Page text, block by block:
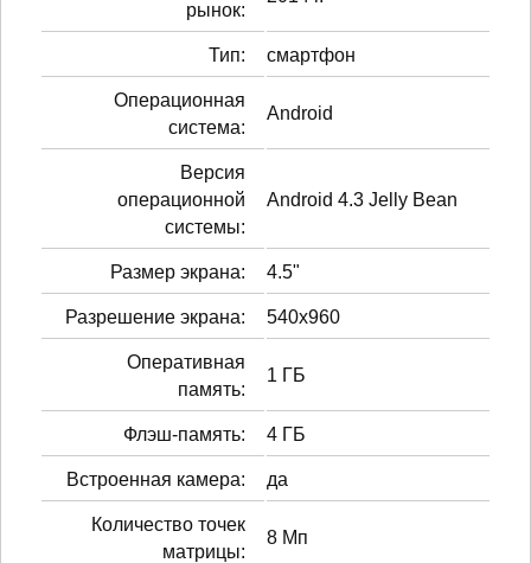
рынок:
Тип: смартфон
Операционная
система:
Android
Версия
операционной
системы:
Android 4.3 Jelly Bean
Размер экрана: 4.5"
Разрешение экрана: 540x960
Оперативная
память:
1 ГБ
Флэш-память: 4 ГБ
Встроенная камера: да
Количество точек
матрицы:
8 Мп